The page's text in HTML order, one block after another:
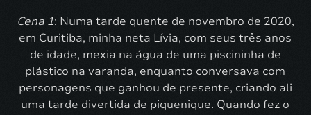
Cena 1: Numa tarde quente de novembro de 2020,
em Curitiba, minha neta Lívia, com seus três anos
de idade, mexia na água de uma piscininha de
plástico na varanda, enquanto conversava com
personagens que ganhou de presente, criando ali
uma tarde divertida de piquenique. Quando fez o